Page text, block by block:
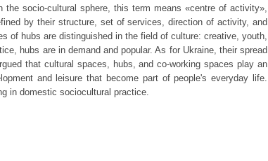
socio-cultural sphere, this term means «centre of activity»,
by their structure, set of services, direction of activity, and
of hubs are distinguished in the field of culture: creative, youth,
hubs are in demand and popular. As for Ukraine, their spread
that cultural spaces, hubs, and co-working spaces play an
and leisure that become part of people's everyday life.
in domestic sociocultural practice.